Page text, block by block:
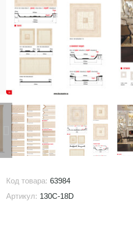
Код товара: 63984
Артикул: 130C-18D